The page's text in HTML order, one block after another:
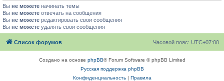
Вы не можете начинать темы
Вы не можете отвечать на сообщения
Вы не можете редактировать свои сообщения
Вы не можете удалять свои сообщения
Список форумов Часовой пояс: UTC+07:00
Создано на основе phpBB® Forum Software © phpBB Limited
Русская поддержка phpBB
Конфиденциальность| Правила